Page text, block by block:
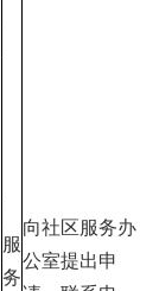
服
务
向社区服务办
公室提出申